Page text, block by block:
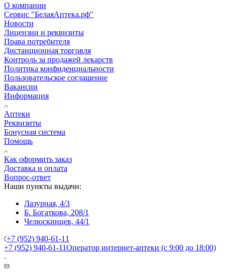
О компании
Сервис "БелаяАптека.рф"
Новости
Лицензии и реквизиты
Права потребителя
Дистанционная торговля
Контроль за продажей лекарств
Политика конфиденциальности
Пользовательское соглашение
Вакансии
Информация
Аптеки
Реквизиты
Бонусная система
Помощь
Как оформить заказ
Доставка и оплата
Вопрос-ответ
Наши пункты выдачи:
Лазурная, 4/3
Б. Богаткова, 208/1
Челюскинцев, 44/1
+7 (952) 940-61-11
+7 (952) 940-61-11Оператор интернет-аптеки (с 9:00 до 18:00)